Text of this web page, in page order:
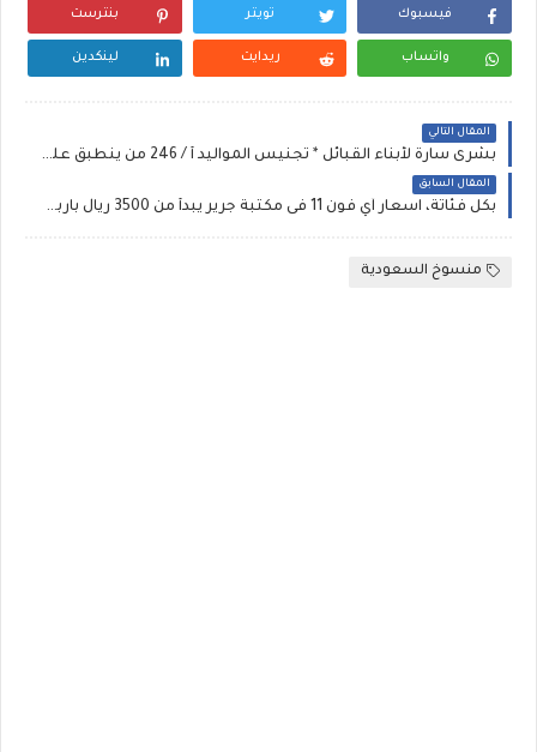
فيسبوك تويتر بنترست
واتساب ريدايت لينكدين
المقال التالي
بشرى سارة لأبناء القبائل * تجنيس المواليد أ / 246 من ينطبق عليهم الحصول على الجنسية السعودية طالب التجنس بالإقامة :: تجنيس مواليد السعودية وزوجة مواطن”قرارات “وش ما هي نظام منح الجنسيات السعودية 1441” للأجانب .. شروط فتح التجنيس في السعودية للمتميزين 2020
المقال السابق
بكل فئاتة، اسعار آي فون 11 فى مكتبة جرير يبدأ من 3500 ريال باربعة ألوان بالضريبة ~ سعر وعيوب آيفون برو 11 وآيفون برو ماكس وآيفون XR مقاس 6.5 بوصة بأسعار أيفون 11 برو ماكس في مصر
منسوخ السعودية